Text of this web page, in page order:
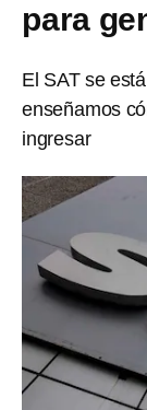
para
El SAT se
enseñamos
ingresar